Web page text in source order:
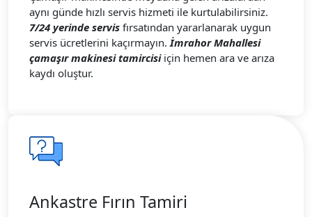
aynı günde hızlı servis hizmeti ile kurtulabilirsiniz.
7/24 yerinde servis fırsatından yararlanarak uygun
servis ücretlerini kaçırmayın.İmrahor Mahallesi
çamaşır makinesi tamircisiiçin hemen ara ve arıza
kaydı oluştur.
Ankastre Fırın Tamiri